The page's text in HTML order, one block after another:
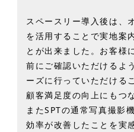
スペースリー導入後は、
を活用することで実地案
とが出来ました。お客様
前にご確認いただけるよ
ーズに行っていただける
顧客満足度の向上にもつ
またSPTの通常写真撮影
効率が改善したことを実